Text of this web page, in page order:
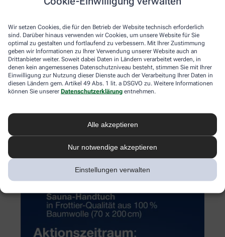
Wir setzen Cookies, die für den Betrieb der Website technisch erforderlich
sind. Darüber hinaus verwenden wir Cookies, um unsere Website für Sie
optimal zu gestalten und fortlaufend zu verbessern. Mit Ihrer Zustimmung
geben wir Informationen zu Ihrer Verwendung unserer Website auch an
Drittanbieter weiter. Soweit dabei Daten in Ländern verarbeitet werden, in
denen kein angemessenes Datenschutzniveau besteht, stimmen Sie mit Ihrer
Einwilligung zur Nutzung dieser Dienste auch der Verarbeitung Ihrer Daten in
diesen Ländern gem. Artikel 49 Abs. 1 lit. a DSGVO zu. Weitere Informationen
können Sie unserer Datenschutzerklärung entnehmen.
Alle akzeptieren
Nur notwendige akzeptieren
Einstellungen verwalten